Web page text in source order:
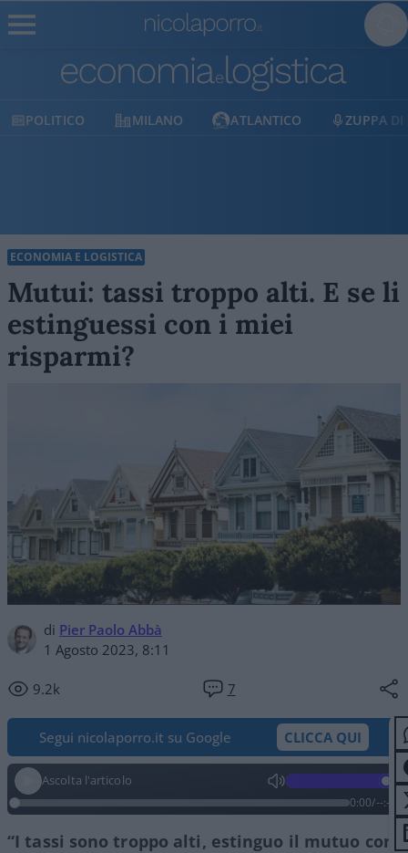
MILANO ATLANTICO ZUPPA DI PORRO
ECONOMIA E LOGISTICA
Mutui: tassi troppo alti. E se li
estinguessi con i miei
risparmi?
di Pier Paolo Abbà
1 Agosto 2023, 8:11
9.2k 7
Segui nicolaporro.it su Google CLICCA QUI
Ascolta l'articolo
0:00/--:--
“I tassi sono troppo alti, estinguo il mutuo con